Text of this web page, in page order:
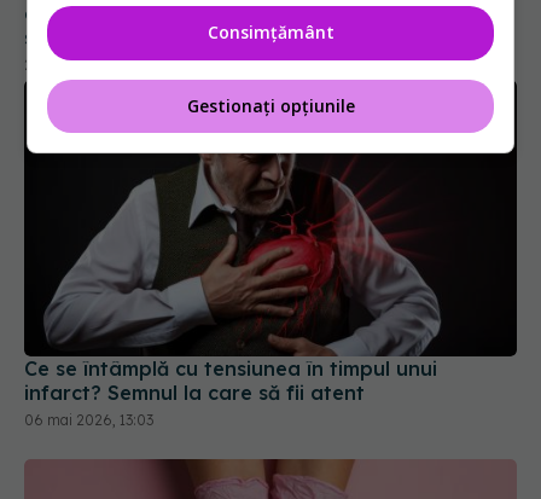
26 iun 2026, 14:00
Ce se întâmplă cu tensiunea în timpul unui
infarct? Semnul la care să fii atent
06 mai 2026, 13:03
Consimțământ
Gestionați opțiunile